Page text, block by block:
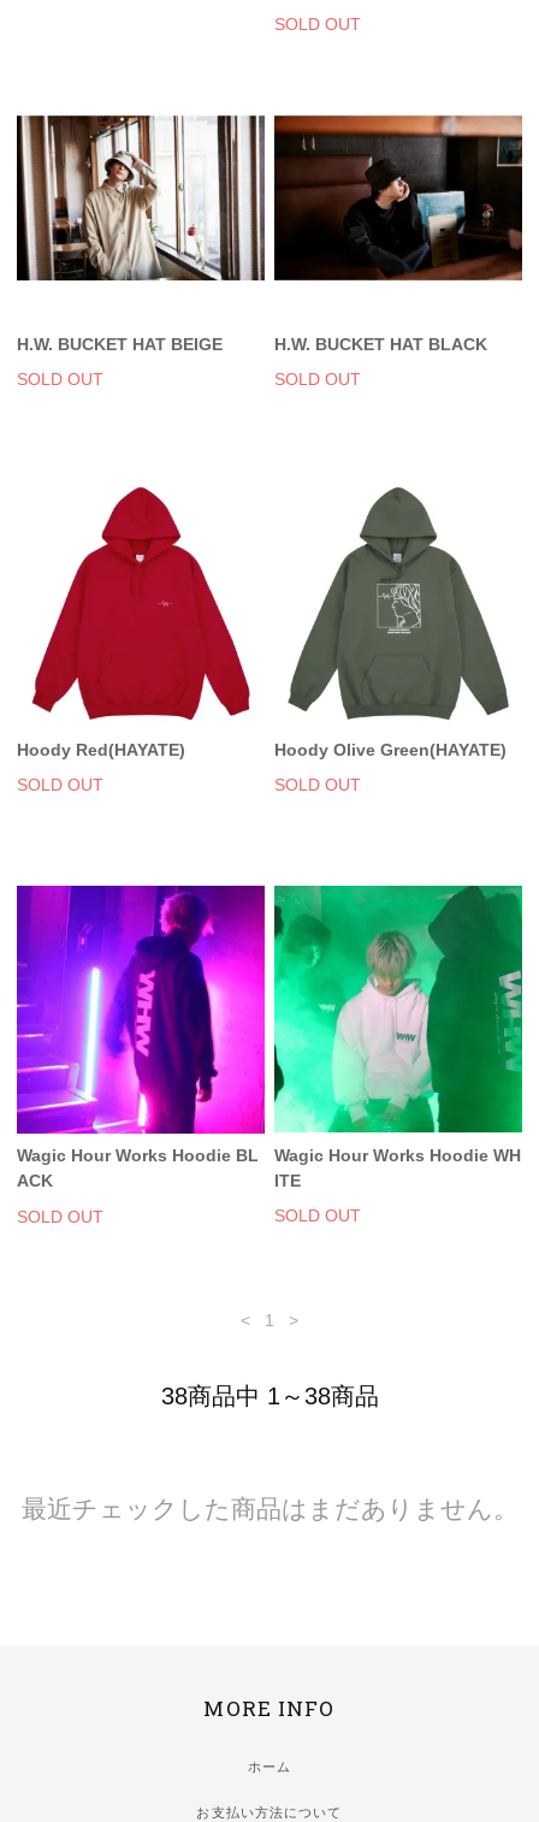
SOLD OUT
H.W. BUCKET HAT BEIGE
SOLD OUT
H.W. BUCKET HAT BLACK
SOLD OUT
Hoody Red(HAYATE)
SOLD OUT
Hoody Olive Green(HAYATE)
SOLD OUT
Wagic Hour Works Hoodie BL
ACK
SOLD OUT
Wagic Hour Works Hoodie WH
ITE
SOLD OUT
< 1 >
38商品中 1～38商品
最近チェックした商品はまだありません。
MORE INFO
ホーム
お支払い方法について